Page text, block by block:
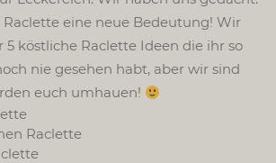
eine neue Bedeutung! Wir
5 köstliche Raclette Ideen die ihr so
nie gesehen habt, aber wir sind
euch umhauen!
Raclette